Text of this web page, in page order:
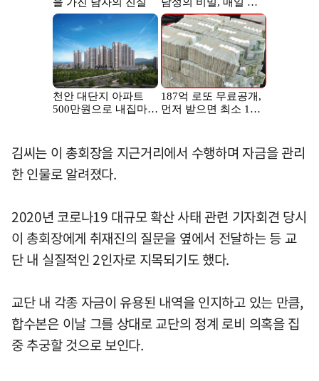
김씨는 이 총회장을 지근거리에서 수행하며 자금을 관리
한 인물로 알려졌다.
2020년 코로나19 대규모 확산 사태 관련 기자회견 당시
이 총회장에게 취재진의 질문을 옆에서 전달하는 등 교
단 내 실질적인 2인자로 지목되기도 했다.
교단 내 각종 자금이 유용된 내역을 인지하고 있는 만큼,
합수본은 이날 그를 상대로 교단의 정계 로비 의혹을 집
중 추궁할 것으로 보인다.